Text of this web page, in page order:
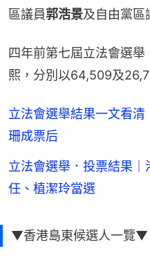
區議員郭浩景及自由黨區
四年前第七屆立法會選
熙，分別以64,509及
立法會選舉結果一文看
珊成票后
立法會選舉．投票結果
任、植潔玲當選
▼香港島東候選人一覽▼